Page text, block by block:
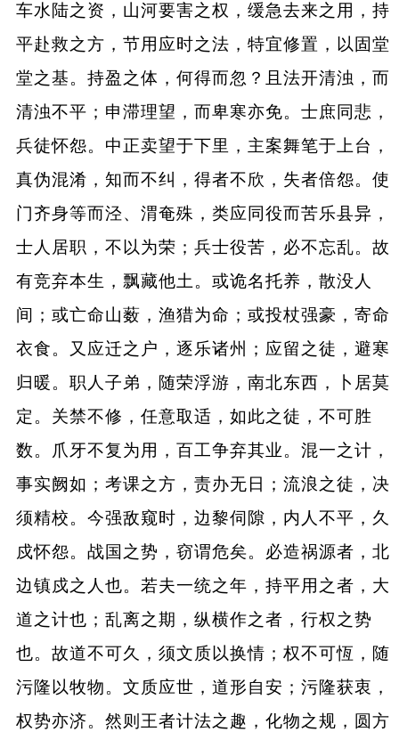
车水陆之资，山河要害之权，缓急去来之用，持
平赴救之方，节用应时之法，特宜修置，以固堂
堂之基。持盈之体，何得而忽？且法开清浊，而
清浊不平；申滞理望，而卑寒亦免。士庶同悲，
兵徒怀怨。中正卖望于下里，主案舞笔于上台，
真伪混淆，知而不纠，得者不欣，失者倍怨。使
门齐身等而泾、渭奄殊，类应同役而苦乐县异，
士人居职，不以为荣；兵士役苦，必不忘乱。故
有竞弃本生，飘藏他土。或诡名托养，散没人
间；或亡命山薮，渔猎为命；或投杖强豪，寄命
衣食。又应迁之户，逐乐诸州；应留之徒，避寒
归暖。职人子弟，随荣浮游，南北东西，卜居莫
定。关禁不修，任意取适，如此之徒，不可胜
数。爪牙不复为用，百工争弃其业。混一之计，
事实阙如；考课之方，责办无日；流浪之徒，决
须精校。今强敌窥时，边黎伺隙，内人不平，久
戍怀怨。战国之势，窃谓危矣。必造祸源者，北
边镇戍之人也。若夫一统之年，持平用之者，大
道之计也；乱离之期，纵横作之者，行权之势
也。故道不可久，须文质以换情；权不可恆，随
污隆以牧物。文质应世，道形自安；污隆获衷，
权势亦济。然则王者计法之趣，化物之规，圆方